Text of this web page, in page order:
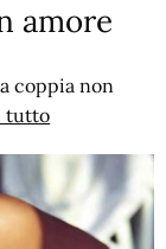
amore
coppia non
tutto